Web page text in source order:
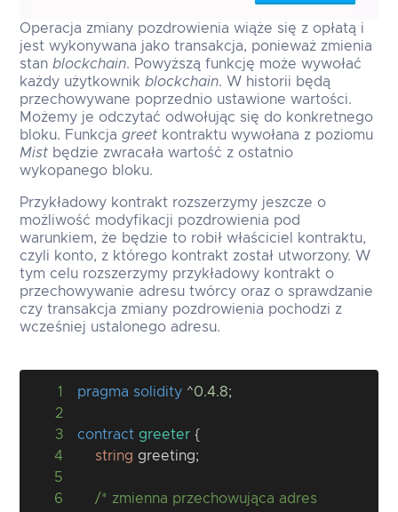
Operacja zmiany pozdrowienia wiąże się z opłatą i
jest wykonywana jako transakcja, ponieważ zmienia
stanblockchain. Powyższą funkcję może wywołać
każdy użytkownikblockchain. W historii będą
przechowywane poprzednio ustawione wartości.
Możemy je odczytać odwołując się do konkretnego
bloku. Funkcjagreet kontraktu wywołana z poziomu
Mist będzie zwracała wartość z ostatnio
wykopanego bloku.
Przykładowy kontrakt rozszerzymy jeszcze o
możliwość modyfikacji pozdrowienia pod
warunkiem, że będzie to robił właściciel kontraktu,
czyli konto, z którego kontrakt został utworzony. W
tym celu rozszerzymy przykładowy kontrakt o
przechowywanie adresu twórcy oraz o sprawdzanie
czy transakcja zmiany pozdrowienia pochodzi z
wcześniej ustalonego adresu.
1 pragma solidity ^0.4.8;
2
3
contract greeter {
4
string greeting;
5
6
/* zmienna przechowująca adres